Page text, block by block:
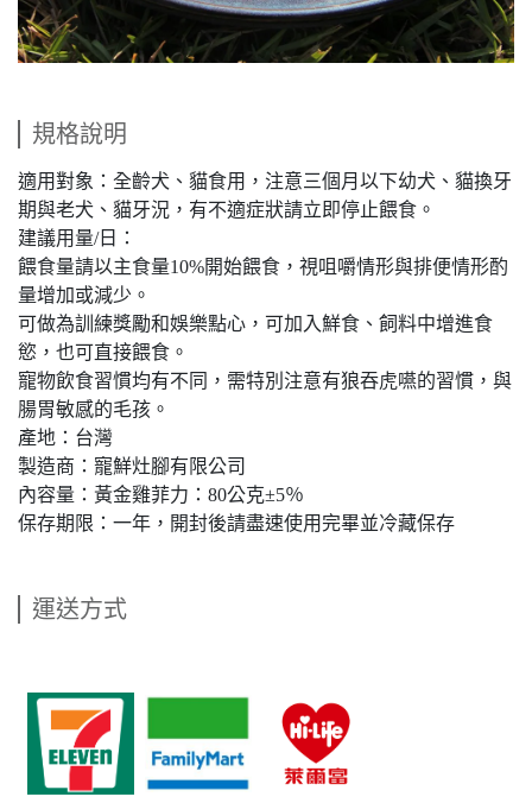
規格說明
適用對象：全齡犬、貓食用，注意三個月以下幼犬、貓換牙
期與老犬、貓牙況，有不適症狀請立即停止餵食。
建議用量/日：
餵食量請以主食量10%開始餵食，視咀嚼情形與排便情形酌
量增加或減少。
可做為訓練獎勵和娛樂點心，可加入鮮食、飼料中增進食
慾，也可直接餵食。
寵物飲食習慣均有不同，需特別注意有狼吞虎嚥的習慣，與
腸胃敏感的毛孩。
產地：台灣
製造商：寵鮮灶腳有限公司
內容量：黃金雞菲力：80公克±5％
保存期限：一年，開封後請盡速使用完畢並冷藏保存
運送方式